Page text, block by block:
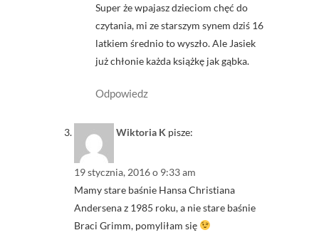
Super że wpajasz dzieciom chęć do
czytania, mi ze starszym synem dziś 16
latkiem średnio to wyszło. Ale Jasiek
już chłonie każda książkę jak gąbka.
Odpowiedz
Wiktoria K pisze:
19 stycznia, 2016 o 9:33 am
Mamy stare baśnie Hansa Christiana
Andersena z 1985 roku, a nie stare baśnie
Braci Grimm, pomyliłam się